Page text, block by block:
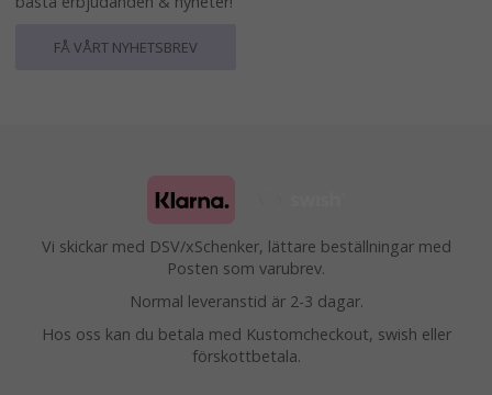
FÅ VÅRT NYHETSBREV
Vi skickar med DSV/xSchenker, lättare beställningar med
Posten som varubrev.
Normal leveranstid är 2-3 dagar.
Hos oss kan du betala med Kustomcheckout, swish eller
förskottbetala.